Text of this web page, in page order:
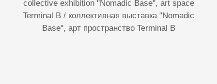
collective exhibition "Nomadic Base", art space
Terminal B / коллективная выставка "Nomadic
Base", арт пространство Terminal B